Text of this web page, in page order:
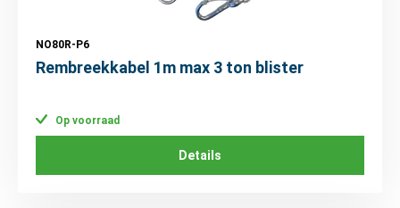
NO80R-P6
Rembreekkabel 1m max 3 ton blister
Op voorraad
Details